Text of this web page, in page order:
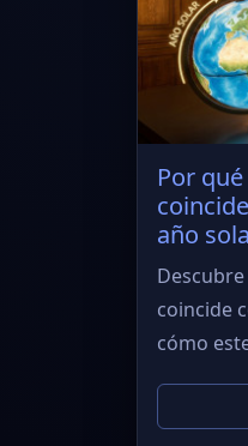
Por
año
coincide
cómo